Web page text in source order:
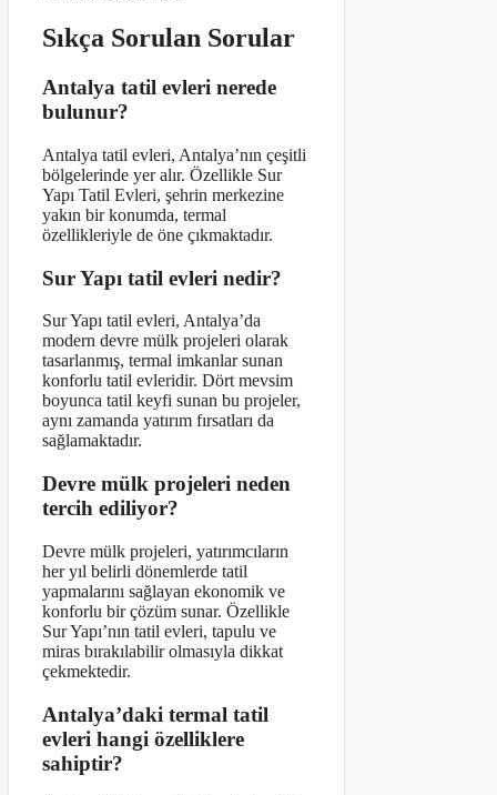
Sıkça Sorulan Sorular
Antalya tatil evleri nerede
bulunur?
Antalya tatil evleri, Antalya’nın çeşitli
bölgelerinde yer alır. Özellikle Sur
Yapı Tatil Evleri, şehrin merkezine
yakın bir konumda, termal
özellikleriyle de öne çıkmaktadır.
Sur Yapı tatil evleri nedir?
Sur Yapı tatil evleri, Antalya’da
modern devre mülk projeleri olarak
tasarlanmış, termal imkanlar sunan
konforlu tatil evleridir. Dört mevsim
boyunca tatil keyfi sunan bu projeler,
aynı zamanda yatırım fırsatları da
sağlamaktadır.
Devre mülk projeleri neden
tercih ediliyor?
Devre mülk projeleri, yatırımcıların
her yıl belirli dönemlerde tatil
yapmalarını sağlayan ekonomik ve
konforlu bir çözüm sunar. Özellikle
Sur Yapı’nın tatil evleri, tapulu ve
miras bırakılabilir olmasıyla dikkat
çekmektedir.
Antalya’daki termal tatil
evleri hangi özelliklere
sahiptir?